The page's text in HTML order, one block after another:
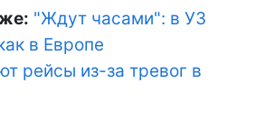
"Ждут часами": в УЗ
в Европе
рейсы из-за тревог в